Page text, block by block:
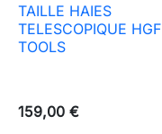
TAILLE HAIES
TELESCOPIQUE HGF
TOOLS
159,00 €